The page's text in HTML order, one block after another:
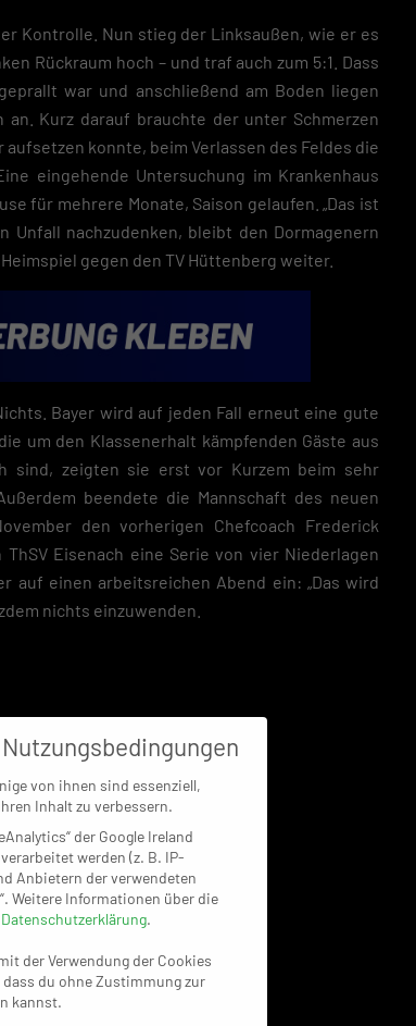
Kontrolle. Nun stieg der Linksaußen, wie er es
Rückraum hoch – und traf auch zum 5:1. Dass
war und anschließend am Boden liegen
Kurz darauf brauchte der unter Schmerzen
konnte, beim Verlassen des Feldes die
eingehende Untersuchung im Krankenhaus
für mehrere Monate, Saison gelaufen. „Das ist
Unfall nachzudenken, bleibt den Dormagenern
gegen den TV Hüttenberg weiter.
Bayer wird auf jeden Fall erneut eine gute
um den Klassenerhalt kämpfenden Gäste aus
sind, zeigten sie erst vor Kurzem beim sehr
beendete die Mannschaft des neuen
den vorherigen Chefcoach Frederick
Eisenach eine Serie von vier Niederlagen
auf einen arbeitsreichen Abend ein: „Das wird
nichts einzuwenden.
von ihnen sind essenziell,
Inhalt zu verbessern.
der Google Ireland
werden (z. B. IP-
Anbietern der verwendeten
Weitere Informationen über die
Datenschutzerklärung.
der Verwendung der Cookies
du ohne Zustimmung zur
kannst.